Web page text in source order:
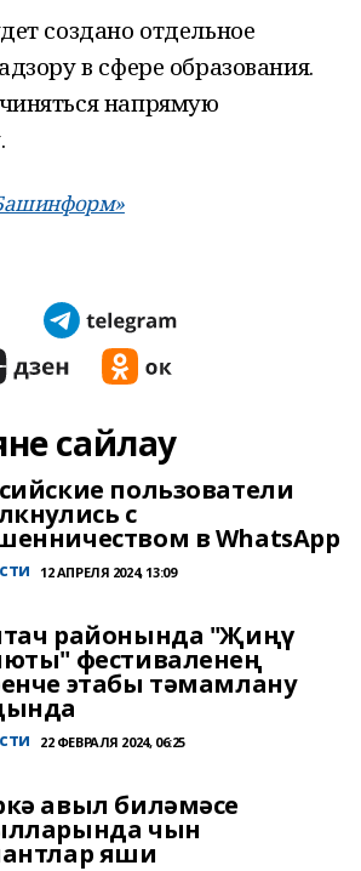
создано отдельное
в сфере образования.
напрямую
сайлау
пользователи
с
в WhatsApp
12 АПРЕЛЯ 2024, 13:09
районында "Җиңү
фестиваленең
этабы тәмамлану
22 ФЕВРАЛЯ 2024, 06:25
авыл биләмәсе
чын
яши